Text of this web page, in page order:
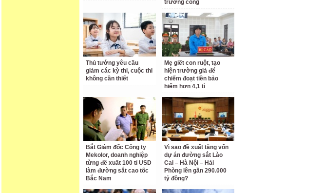
trường công
Thủ tướng yêu cầu
giảm các kỳ thi, cuộc thi
không cần thiết
Mẹ giết con ruột, tạo
hiện trường giả để
chiếm đoạt tiền bảo
hiểm hơn 4,1 tỉ
Bắt Giám đốc Công ty
Mekolor, doanh nghiệp
từng đề xuất 100 tỉ USD
làm đường sắt cao tốc
Bắc Nam
Vì sao đề xuất tăng vốn
dự án đường sắt Lào
Cai – Hà Nội – Hải
Phòng lên gần 290.000
tỷ đồng?